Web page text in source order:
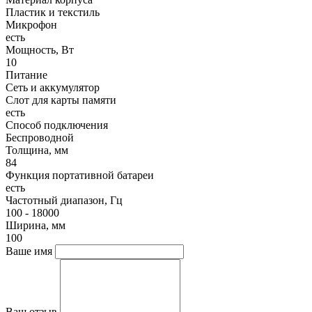
Пластик и текстиль
Микрофон
есть
Мощность, Вт
10
Питание
Сеть и аккумулятор
Слот для карты памяти
есть
Способ подключения
Беспроводной
Толщина, мм
84
Функция портативной батареи
есть
Частотный диапазон, Гц
100 - 18000
Ширина, мм
100
Ваше имя